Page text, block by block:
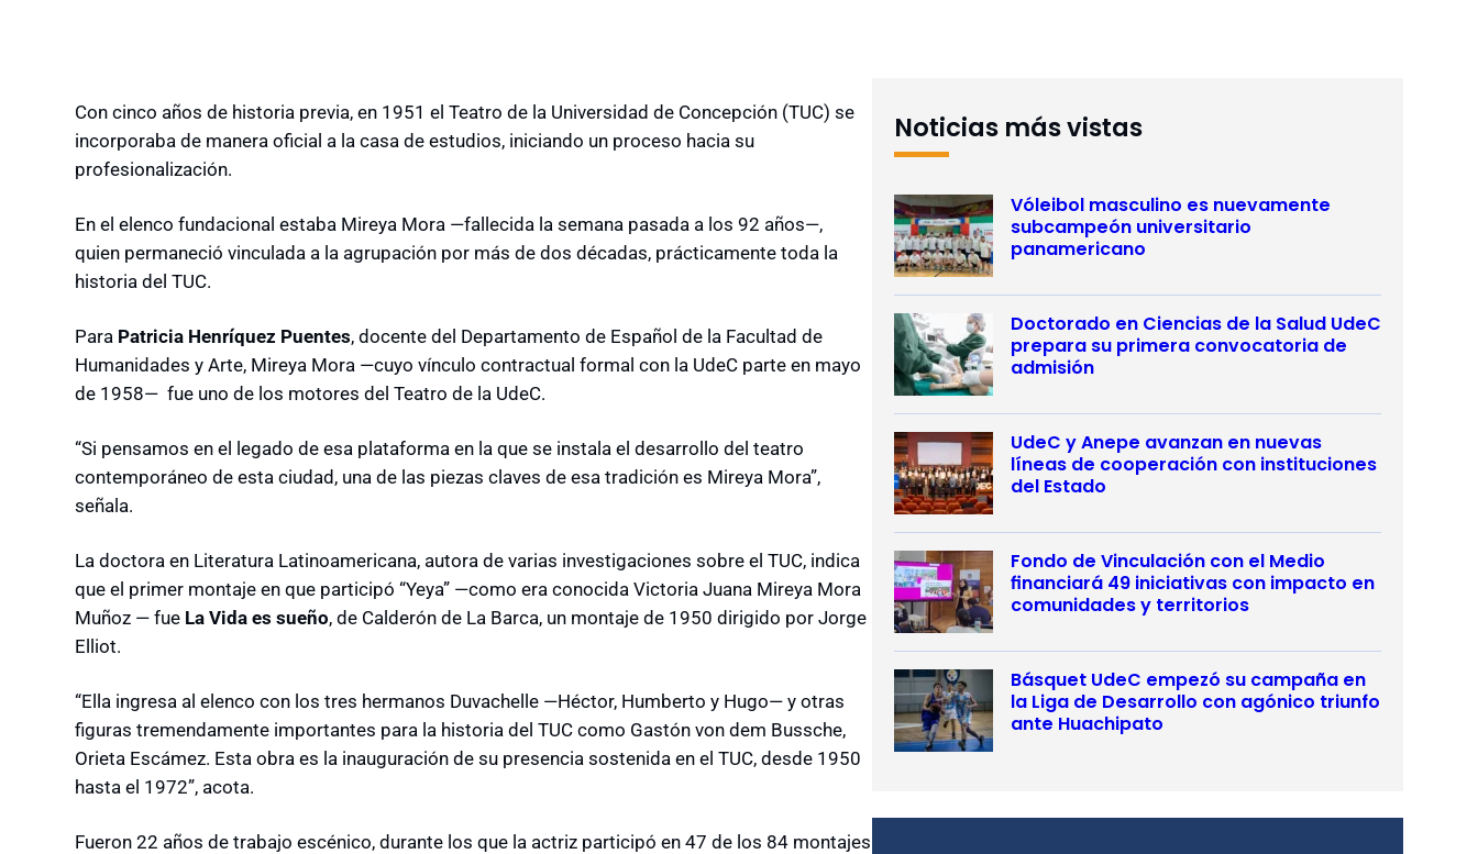
Con cinco años de historia previa, en 1951 el Teatro de la Universidad de Concepción (TUC) se
incorporaba de manera oficial a la casa de estudios, iniciando un proceso hacia su
profesionalización.
En el elenco fundacional estaba Mireya Mora —fallecida la semana pasada a los 92 años—,
quien permaneció vinculada a la agrupación por más de dos décadas, prácticamente toda la
historia del TUC.
Para Patricia Henríquez Puentes, docente del Departamento de Español de la Facultad de
Humanidades y Arte, Mireya Mora —cuyo vínculo contractual formal con la UdeC parte en mayo
de 1958— fue uno de los motores del Teatro de la UdeC.
“Si pensamos en el legado de esa plataforma en la que se instala el desarrollo del teatro
contemporáneo de esta ciudad, una de las piezas claves de esa tradición es Mireya Mora”,
señala.
La doctora en Literatura Latinoamericana, autora de varias investigaciones sobre el TUC, indica
que el primer montaje en que participó “Yeya” —como era conocida Victoria Juana Mireya Mora
Muñoz — fue La Vida es sueño, de Calderón de La Barca, un montaje de 1950 dirigido por Jorge
Elliot.
“Ella ingresa al elenco con los tres hermanos Duvachelle —Héctor, Humberto y Hugo— y otras
figuras tremendamente importantes para la historia del TUC como Gastón von dem Bussche,
Orieta Escámez. Esta obra es la inauguración de su presencia sostenida en el TUC, desde 1950
hasta el 1972”, acota.
Fueron 22 años de trabajo escénico, durante los que la actriz participó en 47 de los 84 montajes
Noticias más vistas
Vóleibol masculino es nuevamente
subcampeón universitario
panamericano
Doctorado en Ciencias de la Salud UdeC
prepara su primera convocatoria de
admisión
UdeC y Anepe avanzan en nuevas
líneas de cooperación con instituciones
del Estado
Fondo de Vinculación con el Medio
financiará 49 iniciativas con impacto en
comunidades y territorios
Básquet UdeC empezó su campaña en
la Liga de Desarrollo con agónico triunfo
ante Huachipato